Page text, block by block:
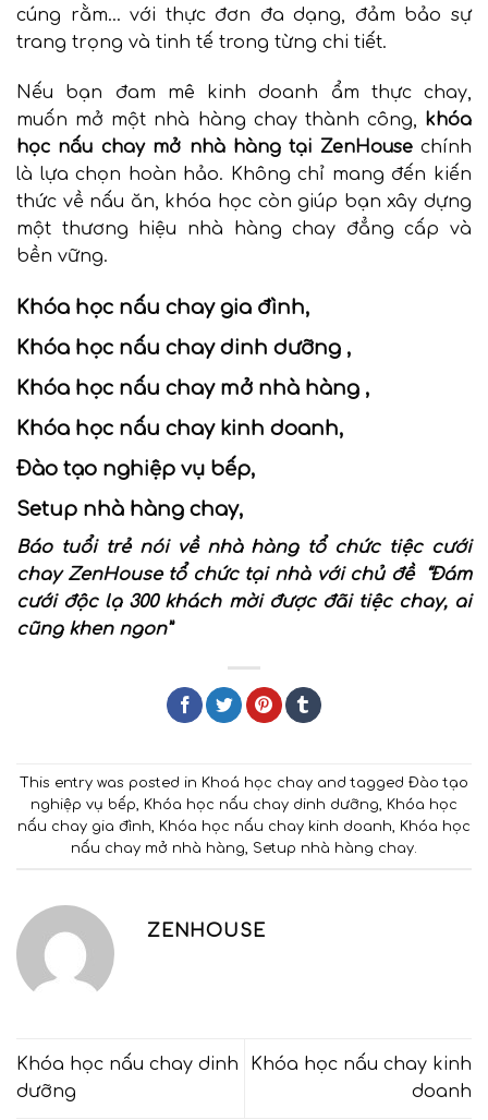
cúng rằm… với thực đơn đa dạng, đảm bảo sự
trang trọng và tinh tế trong từng chi tiết.
Nếu bạn đam mê kinh doanh ẩm thực chay,
muốn mở một nhà hàng chay thành công, khóa
học nấu chay mở nhà hàng tại ZenHousechính
là lựa chọn hoàn hảo. Không chỉ mang đến kiến
thức về nấu ăn, khóa học còn giúp bạn xây dựng
một thương hiệu nhà hàng chay đẳng cấp và
bền vững.
Khóa học nấu chay gia đình,
Khóa học nấu chay dinh dưỡng ,
Khóa học nấu chay mở nhà hàng ,
Khóa học nấu chay kinh doanh,
Đào tạo nghiệp vụ bếp,
Setup nhà hàng chay,
Báo tuổi trẻ nói về nhà hàng tổ chức tiệc cưới
chayZenHouse tổ chức tại nhà với chủ đề “Đám
cưới độc lạ 300 khách mời được đãi tiệc chay, ai
cũng khen ngon”
This entry was posted in Khoá học chay and tagged Đào tạo
nghiệp vụ bếp, Khóa học nấu chay dinh dưỡng, Khóa học
nấu chay gia đình, Khóa học nấu chay kinh doanh, Khóa học
nấu chay mở nhà hàng, Setup nhà hàng chay.
ZENHOUSE
Khóa học nấu chay dinh
dưỡng
Khóa học nấu chay kinh
doanh